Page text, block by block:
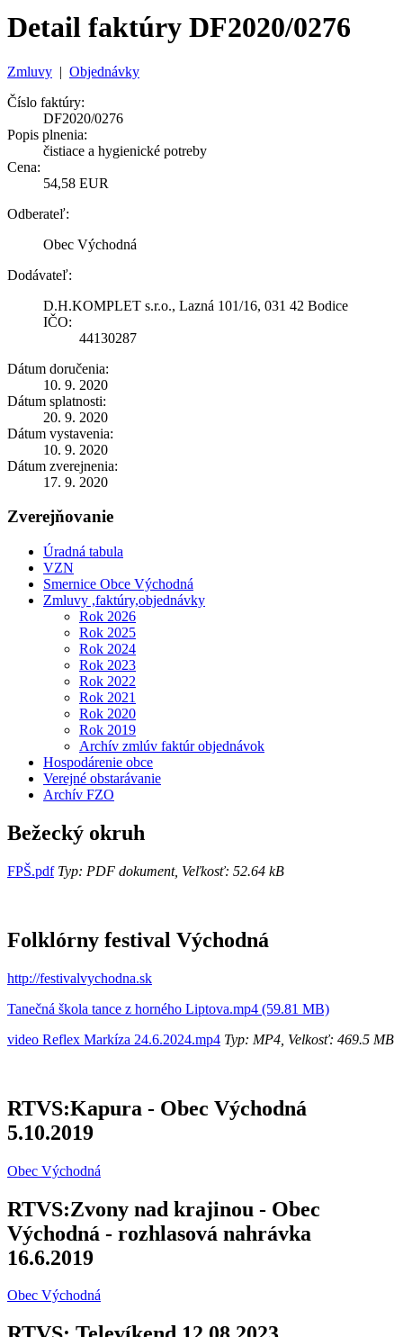
Detail faktúry DF2020/0276
Zmluvy | Objednávky
Číslo faktúry:
DF2020/0276
Popis plnenia:
čistiace a hygienické potreby
Cena:
54,58 EUR
Odberateľ:
Obec Východná
Dodávateľ:
D.H.KOMPLET s.r.o., Lazná 101/16, 031 42 Bodice
IČO:
44130287
Dátum doručenia:
10. 9. 2020
Dátum splatnosti:
20. 9. 2020
Dátum vystavenia:
10. 9. 2020
Dátum zverejnenia:
17. 9. 2020
Zverejňovanie
Úradná tabula
VZN
Smernice Obce Východná
Zmluvy ,faktúry,objednávky
Rok 2026
Rok 2025
Rok 2024
Rok 2023
Rok 2022
Rok 2021
Rok 2020
Rok 2019
Archív zmlúv faktúr objednávok
Hospodárenie obce
Verejné obstarávanie
Archív FZO
Bežecký okruh
FPŠ.pdfTyp: PDF dokument, Veľkosť: 52.64 kB
Folklórny festival Východná
http://festivalvychodna.sk
Tanečná škola tance z horného Liptova.mp4 (59.81 MB)
video Reflex Markíza 24.6.2024.mp4 Typ: MP4, Velkosť: 469.5 MB
RTVS:Kapura - Obec Východná
5.10.2019
Obec Východná
RTVS:Zvony nad krajinou - Obec
Východná - rozhlasová nahrávka
16.6.2019
Obec Východná